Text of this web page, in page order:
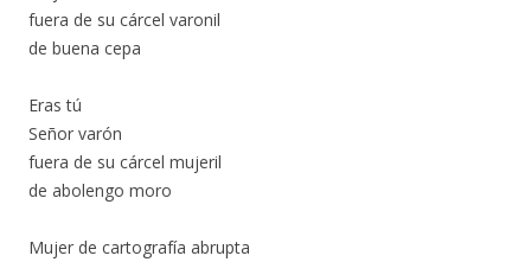
fuera de su cárcel varonil
de buena cepa
Eras tú
Señor varón
fuera de su cárcel mujeril
de abolengo moro
Mujer de cartografía abrupta